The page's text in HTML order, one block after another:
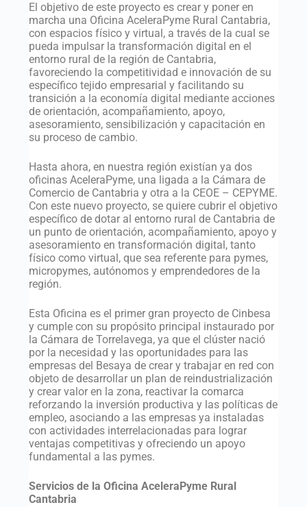
El objetivo de este proyecto es crear y poner en
marcha una Oficina AceleraPyme Rural Cantabria,
con espacios físico y virtual, a través de la cual se
pueda impulsar la transformación digital en el
entorno rural de la región de Cantabria,
favoreciendo la competitividad e innovación de su
específico tejido empresarial y facilitando su
transición a la economía digital mediante acciones
de orientación, acompañamiento, apoyo,
asesoramiento, sensibilización y capacitación en
su proceso de cambio.
Hasta ahora, en nuestra región existían ya dos
oficinas AceleraPyme, una ligada a la Cámara de
Comercio de Cantabria y otra a la CEOE – CEPYME.
Con este nuevo proyecto, se quiere cubrir el objetivo
específico de dotar al entorno rural de Cantabria de
un punto de orientación, acompañamiento, apoyo y
asesoramiento en transformación digital, tanto
físico como virtual, que sea referente para pymes,
micropymes, autónomos y emprendedores de la
región.
Esta Oficina es el primer gran proyecto de Cinbesa
y cumple con su propósito principal instaurado por
la Cámara de Torrelavega, ya que el clúster nació
por la necesidad y las oportunidades para las
empresas del Besaya de crear y trabajar en red con
objeto de desarrollar un plan de reindustrialización
y crear valor en la zona, reactivar la comarca
reforzando la inversión productiva y las políticas de
empleo, asociando a las empresas ya instaladas
con actividades interrelacionadas para lograr
ventajas competitivas y ofreciendo un apoyo
fundamental a las pymes.
Servicios de la Oficina AceleraPyme Rural
Cantabria